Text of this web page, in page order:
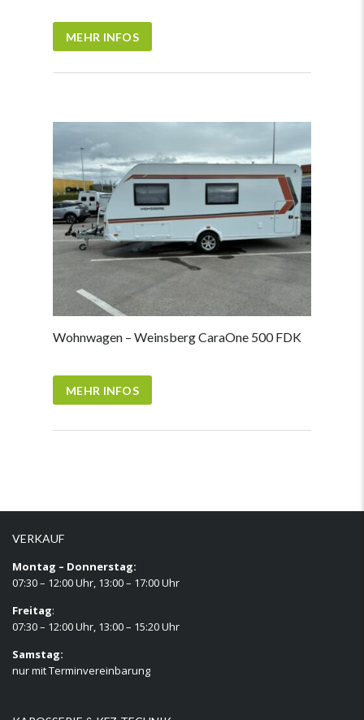
MEHR INFOS
Wohnwagen – Weinsberg CaraOne 500 FDK
MEHR INFOS
VERKAUF
Montag – Donnerstag:
07:30 – 12:00 Uhr, 13:00 – 17:00 Uhr
Freitag:
07:30 – 12:00 Uhr, 13:00 – 15:20 Uhr
Samstag:
nur mit Terminvereinbarung